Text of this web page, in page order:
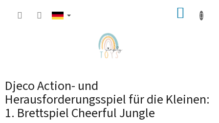
Inhalt
Djeco Action- und
Herausforderungsspiel für die Kleinen:
1. Brettspiel Cheerful Jungle